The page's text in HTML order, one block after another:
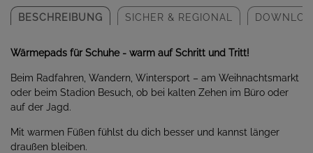
BESCHREIBUNG SICHER & REGIONAL
Wärmepads für Schuhe - warm auf Schritt und Tritt!
Beim Radfahren, Wandern, Wintersport – am Weihnachtsmarkt
oder beim Stadion Besuch, ob bei kalten Zehen im Büro oder
auf der Jagd.
Mit warmen Füßen fühlst du dich besser und kannst länger
draußen bleiben.